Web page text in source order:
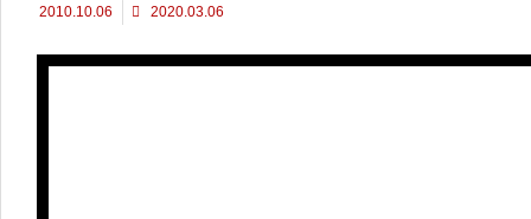
2010.10.06 2020.03.06